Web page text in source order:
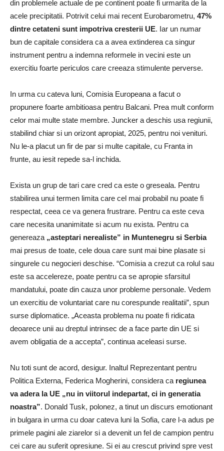
din problemele actuale de pe continent poate fi urmarita de la
acele precipitatii. Potrivit celui mai recent Eurobarometru, 47%
dintre cetateni sunt impotriva cresterii UE. Iar un numar
bun de capitale considera ca a avea extinderea ca singur
instrument pentru a indemna reformele in vecini este un
exercitiu foarte periculos care creeaza stimulente perverse.
In urma cu cateva luni, Comisia Europeana a facut o
propunere foarte ambitioasa pentru Balcani. Prea mult conform
celor mai multe state membre. Juncker a deschis usa regiunii,
stabilind chiar si un orizont apropiat, 2025, pentru noi venituri.
Nu le-a placut un fir de par si multe capitale, cu Franta in
frunte, au iesit repede sa-l inchida.
Exista un grup de tari care cred ca este o greseala. Pentru
stabilirea unui termen limita care cel mai probabil nu poate fi
respectat, ceea ce va genera frustrare. Pentru ca este ceva
care necesita unanimitate si acum nu exista. Pentru ca
genereaza „asteptari nerealiste” in Muntenegru si Serbia
mai presus de toate, cele doua care sunt mai bine plasate si
singurele cu negocieri deschise. “Comisia a crezut ca rolul sau
este sa accelereze, poate pentru ca se apropie sfarsitul
mandatului, poate din cauza unor probleme personale. Vedem
un exercitiu de voluntariat care nu corespunde realitatii”, spun
surse diplomatice. „Aceasta problema nu poate fi ridicata
deoarece unii au dreptul intrinsec de a face parte din UE si
avem obligatia de a accepta”, continua aceleasi surse.
Nu toti sunt de acord, desigur. Inaltul Reprezentant pentru
Politica Externa, Federica Mogherini, considera ca regiunea
va adera la UE „nu in viitorul indepartat, ci in generatia
noastra”. Donald Tusk, polonez, a tinut un discurs emotionant
in bulgara in urma cu doar cateva luni la Sofia, care l-a adus pe
primele pagini ale ziarelor si a devenit un fel de campion pentru
cei care au suferit opresiune. Si ei au crescut privind spre vest